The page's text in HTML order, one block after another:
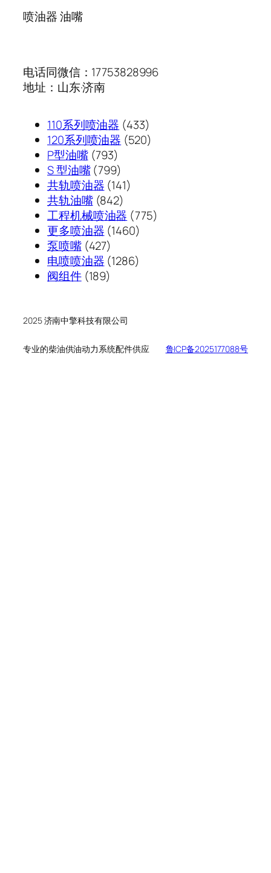
喷油器 油嘴
电话同微信：17753828996
地址：山东·济南
110系列喷油器 433433
个
120系列喷油器 520520
P型油嘴 793793
个
产
品
S 型油嘴 799799
个
产
品
共轨喷油器 141141
产
品
共轨油嘴 842842
个
产
工程机械喷油器 775775
更多喷油器 14601460
产
泵喷嘴 427427
个
产
电喷喷油器 12861286
阀组件 189189
品
2025 济南中擎科技有限公司
专业的柴油供油动力系统配件供应 鲁ICP备2025177088号